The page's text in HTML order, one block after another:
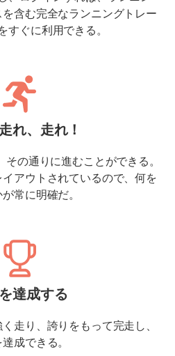
含む完全なランニングトレー
すぐに利用できる。
れ、走れ！
の通りに進むことができる。
アウトされているので、何を
常に明確だ。
達成する
走り、誇りをもって完走し、
成できる。